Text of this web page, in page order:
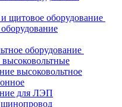
щитовое оборудование
оборудование
высоковольтное
для ЛЭП